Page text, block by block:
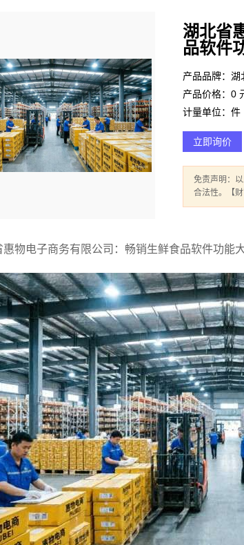
湖北省
品软件
产品价格：0
计量单位：件
立即询价
免责声明：
合法性。【
惠物电子商务有限公司：畅销生鲜食品软件功能